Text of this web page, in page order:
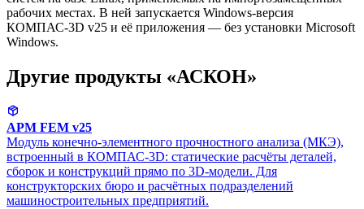
рабочих местах. В ней запускается Windows-версия
КОМПАС-3D v25 и её приложения — без установки Microsoft
Windows.
Другие продукты «АСКОН»
APM FEM v25
Модуль конечно-элементного прочностного анализа (МКЭ),
встроенный в КОМПАС-3D: статические расчёты деталей,
сборок и конструкций прямо по 3D-модели. Для
конструкторских бюро и расчётных подразделений
машиностроительных предприятий.